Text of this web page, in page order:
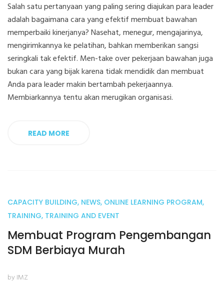
Salah satu pertanyaan yang paling sering diajukan para leader
adalah bagaimana cara yang efektif membuat bawahan
memperbaiki kinerjanya? Nasehat, menegur, mengajarinya,
mengirimkannya ke pelatihan, bahkan memberikan sangsi
seringkali tak efektif. Men-take over pekerjaan bawahan juga
bukan cara yang bijak karena tidak mendidik dan membuat
Anda para leader makin bertambah pekerjaannya.
Membiarkannya tentu akan merugikan organisasi.
READ MORE
CAPACITY BUILDING, NEWS, ONLINE LEARNING PROGRAM,
TRAINING, TRAINING AND EVENT
Membuat Program Pengembangan
SDM Berbiaya Murah
by IMZ